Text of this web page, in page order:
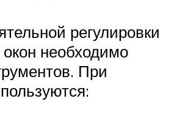
регулировки
необходимо
При